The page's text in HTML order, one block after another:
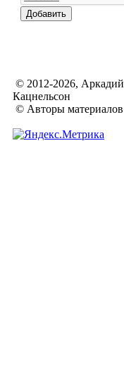
© 2012-2026, Аркадий
Кацнельсон
© Авторы материалов